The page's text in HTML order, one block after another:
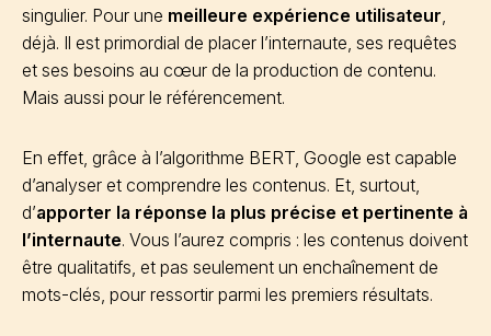
singulier. Pour une meilleure expérience utilisateur,
déjà. Il est primordial de placer l’internaute, ses requêtes
et ses besoins au cœur de la production de contenu.
Mais aussi pour le référencement.
En effet, grâce à l’algorithme BERT, Google est capable
d’analyser et comprendre les contenus. Et, surtout,
d’apporter la réponse la plus précise et pertinente à
l’internaute. Vous l’aurez compris : les contenus doivent
être qualitatifs, et pas seulement un enchaînement de
mots-clés, pour ressortir parmi les premiers résultats.